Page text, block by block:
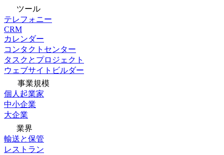
ツール
テレフォニー
CRM
カレンダー
コンタクトセンター
タスクとプロジェクト
ウェブサイトビルダー
事業規模
個人起業家
中小企業
大企業
業界
輸送と保管
レストラン